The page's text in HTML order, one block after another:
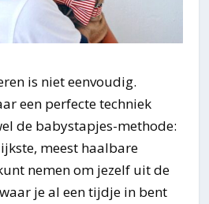
is niet eenvoudig.
een perfecte techniek
de babystapjes-methode:
meest haalbare
nemen om jezelf uit de
je al een tijdje in bent